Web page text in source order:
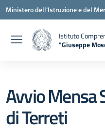
Vai ai contenuti
Vai al menu di navigazione
Vai al footer
Ministero dell'Istruzione e del
Istituto
"Giuseppe
Avvio Mensa
di Terreti